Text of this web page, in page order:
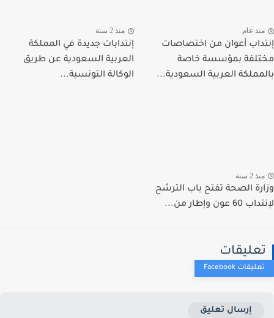
عام
أعوان من اختصاصات
بمؤسسة خاصة
العربية السعودية...
منذ 2 سنة
إنتدابات جديدة في المملكة
العربية السعودية عن طريق
الوكالة التونسية...
2 سنة
الصحة تفتح باب الترشح
عون وإطار من...
إرسال تعليق